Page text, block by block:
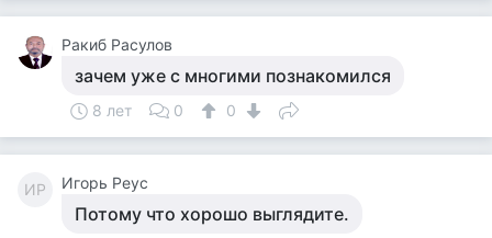
Ракиб Расулов
зачем уже с многими познакомился
8 лет 0 0
ИР Игорь Реус
Потому что хорошо выглядите.